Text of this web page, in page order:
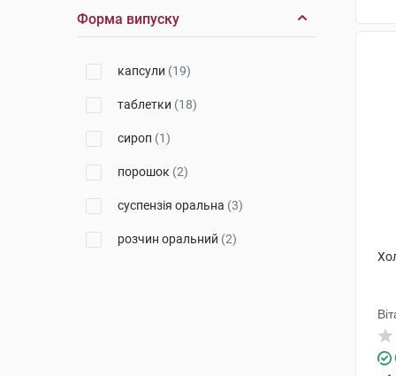
Гербаполь Вроцлав(1)
Київмедпрепарат
Кусум Фарм(4)
Лабораторіос Віренс С.Л.
Альпіфлор(1)
Адамед Фарма(1)
Уорлд Медицин Ілач Сан. Ве
Форма випуску
капсули (19)
таблетки (18)
сироп (1)
порошок (2)
суспензія оральна (3)
розчин оральний (2)